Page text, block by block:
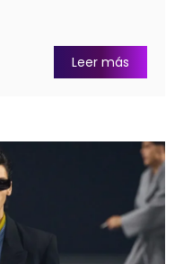
Leer más